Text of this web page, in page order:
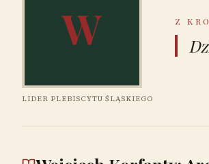
W
LIDER PLEBISCYTU ŚLĄSKIEGO
Z